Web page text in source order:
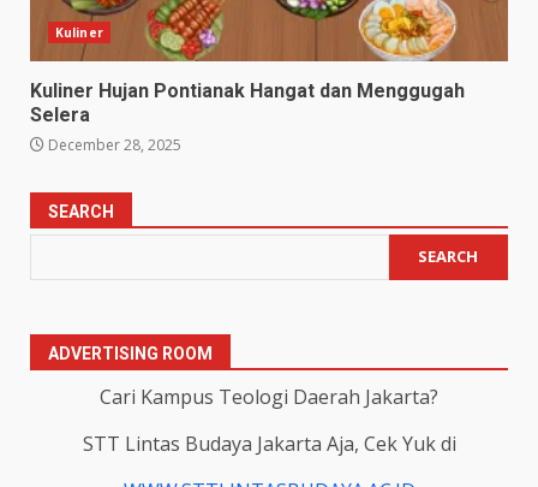
Kuliner
Kuliner Hujan Pontianak Hangat dan Menggugah
Selera
December 28, 2025
SEARCH
SEARCH
ADVERTISING ROOM
Cari Kampus Teologi Daerah Jakarta?
STT Lintas Budaya Jakarta Aja, Cek Yuk di